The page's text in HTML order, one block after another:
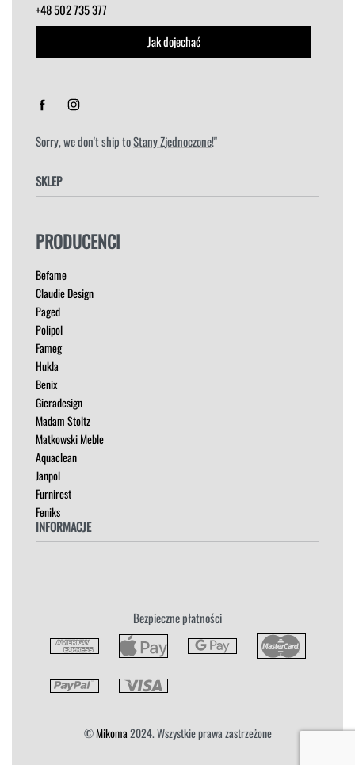
+48 502 735 377
Jak dojechać
Sorry, we don't ship toStany Zjednoczone!"
SKLEP
HOKERY
ŁÓŻKA
MEBLE RTV
NAROŻNIKI
OUTLET
PUFY
SOFY
STOLIKI
STOŁY
SZAFKI I KOMODY
PRODUCENCI
Befame
Claudie Design
Paged
Polipol
Fameg
Hukla
Benix
Gieradesign
Madam Stoltz
Matkowski Meble
Aquaclean
Janpol
Furnirest
Feniks
INFORMACJE
Płatność i Dostawa
Bezpieczne płatności
©Mikoma2024. Wszystkie prawa zastrzeżone